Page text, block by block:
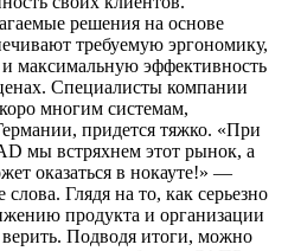
решения на основе
требуемую эргономику,
максимальную эффективность
Специалисты компании
многим системам,
придется тяжко. «При
мы встряхнем этот рынок, а
оказаться в нокауте!» —
Глядя на то, как серьезно
продукта и организации
Подводя итоги, можно